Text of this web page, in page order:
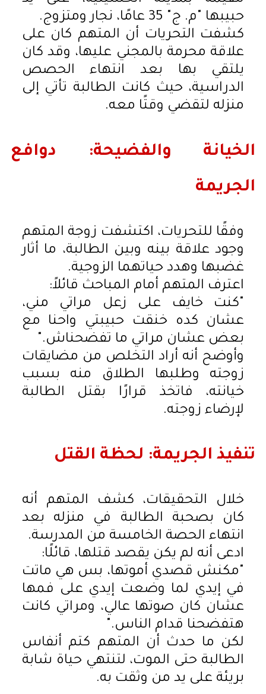
حبيبها "م. ج" 35 عامًا، نجار ومتزوج.
كشفت التحريات أن المتهم كان على
علاقة محرمة بالمجني عليها، وقد كان
يلتقي بها بعد انتهاء الحصص
الدراسية، حيث كانت الطالبة تأتي إلى
منزله لتقضي وقتًا معه.
الخيانة والفضيحة: دوافع
الجريمة
وفقًا للتحريات، اكتشفت زوجة المتهم
وجود علاقة بينه وبين الطالبة، ما أثار
غضبها وهدد حياتهما الزوجية.
اعترف المتهم أمام المباحث قائلاً:
"كنت خايف على زعل مراتي مني،
عشان كده خنقت حبيبتي واحنا مع
بعض عشان مراتي ما تفضحناش."
وأوضح أنه أراد التخلص من مضايقات
زوجته وطلبها الطلاق منه بسبب
خيانته، فاتخذ قرارًا بقتل الطالبة
لإرضاء زوجته.
تنفيذ الجريمة: لحظة القتل
خلال التحقيقات، كشف المتهم أنه
كان بصحبة الطالبة في منزله بعد
انتهاء الحصة الخامسة من المدرسة.
ادعى أنه لم يكن يقصد قتلها، قائلًا:
"مكنش قصدي أموتها، بس هي ماتت
في إيدي لما وضعت إيدي على فمها
عشان كان صوتها عالي، ومراتي كانت
هتفضحنا قدام الناس."
لكن ما حدث أن المتهم كتم أنفاس
الطالبة حتى الموت، لتنتهي حياة شابة
بريئة على يد من وثقت به.